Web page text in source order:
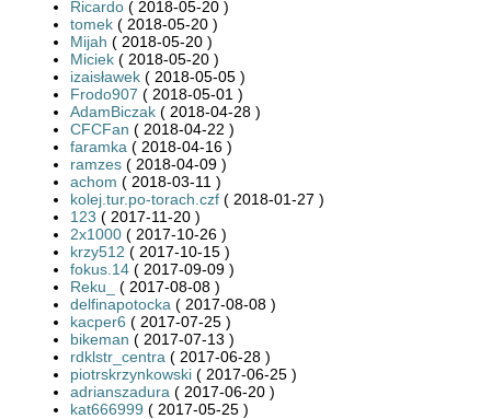
Ricardo ( 2018-05-20 )
tomek ( 2018-05-20 )
Mijah ( 2018-05-20 )
Miciek ( 2018-05-20 )
izaisławek ( 2018-05-05 )
Frodo907 ( 2018-05-01 )
AdamBiczak ( 2018-04-28 )
CFCFan ( 2018-04-22 )
faramka ( 2018-04-16 )
ramzes ( 2018-04-09 )
achom ( 2018-03-11 )
kolej.tur.po-torach.czf ( 2018-01-27 )
123 ( 2017-11-20 )
2x1000 ( 2017-10-26 )
krzy512 ( 2017-10-15 )
fokus.14 ( 2017-09-09 )
Reku_
( 2017-08-08 )
delfinapotocka ( 2017-08-08 )
kacper6 ( 2017-07-25 )
bikeman ( 2017-07-13 )
rdklstr_centra ( 2017-06-28 )
piotrskrzynkowski ( 2017-06-25 )
adrianszadura ( 2017-06-20 )
kat666999 ( 2017-05-25 )